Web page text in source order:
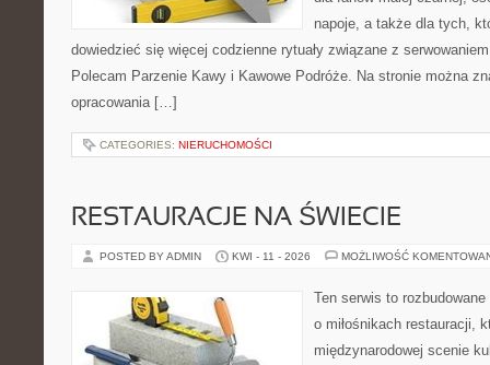
napoje, a także dla tych,
dowiedzieć się więcej codzienne rytuały związane z
Polecam Parzenie Kawy i Kawowe Podróże. Na stronie można
opracowania […]
CATEGORIES: NIERUCHOMOŚCI
RESTAURACJE NA ŚWIECIE
POSTED BY ADMIN KWI - 11 - 2026 MOŻLIWOŚĆ
Ten serwis to
o miłośnikach restauracji,
międzynarodowej scenie